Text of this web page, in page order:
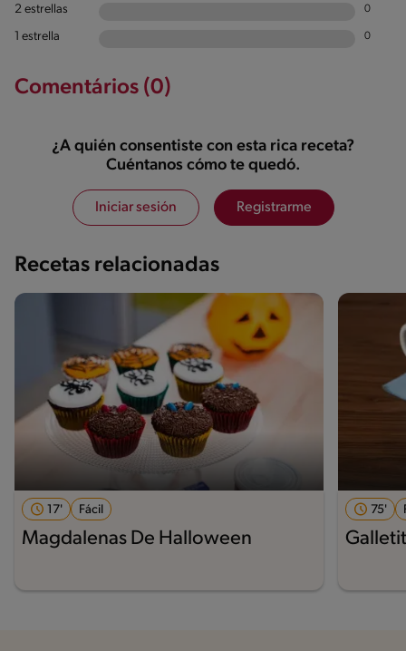
2 estrellas 0
1 estrella 0
Comentários (0)
¿A quién consentiste con esta rica receta?
Cuéntanos cómo te quedó.
Iniciar sesión Registrarme
Recetas relacionadas
17' Fácil
Magdalenas De Halloween
75'